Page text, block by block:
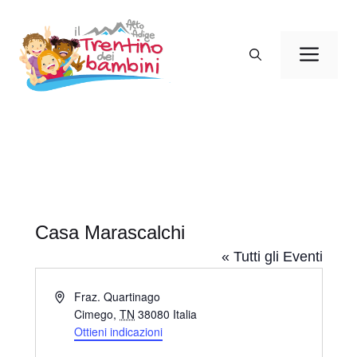
contenuto
Casa Marascalchi
« Tutti gli Eventi
I
Fraz. Quartinago
Cimego, TN 38080 Italia
Ottieni indicazioni